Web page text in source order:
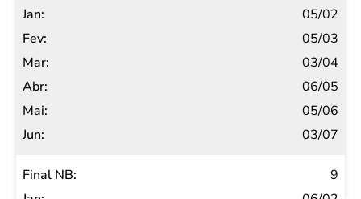
05/02
05/03
03/04
06/05
05/06
03/07
9